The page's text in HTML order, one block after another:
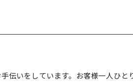
伝いをしています。お客様一人ひと